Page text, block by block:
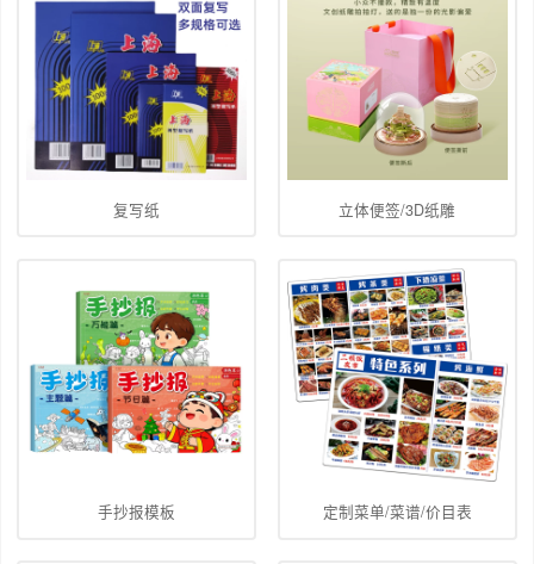
复写纸 立体便签/3D纸雕
手抄报模板 定制菜单/菜谱/价目表